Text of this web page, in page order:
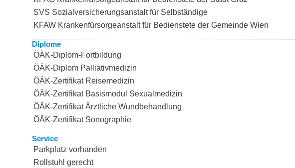
SVS Sozialversicherungsanstalt für Selbständige
KFAW Krankenfürsorgeanstalt für Bedienstete der Gemeinde Wien
Diplome
ÖÄK-Diplom-Fortbildung
ÖÄK-Diplom Palliativmedizin
ÖÄK-Zertifikat Reisemedizin
ÖÄK-Zertifikat Basismodul Sexualmedizin
ÖÄK-Zertifikat Ärztliche Wundbehandlung
ÖÄK-Zertifikat Sonographie
Service
Parkplatz vorhanden
Rollstuhl gerecht